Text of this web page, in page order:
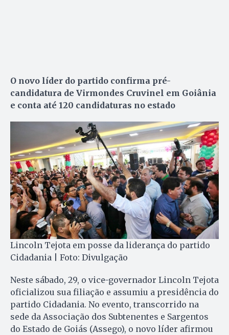
O novo líder do partido confirma pré-
candidatura de Virmondes Cruvinel em Goiânia
e conta até 120 candidaturas no estado
Lincoln Tejota em posse da liderança do partido
Cidadania | Foto: Divulgação
Neste sábado, 29, o vice-governador Lincoln Tejota
oficializou sua filiação e assumiu a presidência do
partido Cidadania. No evento, transcorrido na
sede da Associação dos Subtenentes e Sargentos
do Estado de Goiás (Assego), o novo líder afirmou